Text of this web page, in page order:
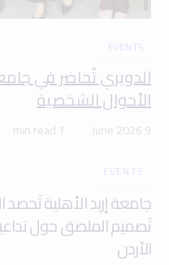
EVENTS
الدويري تُحاضر في
الأحوال الشخصية
9 June 2026
1 min read
EVENTS
جامعة إربد الأهلية
تَصميم الملصق حول
الأردن